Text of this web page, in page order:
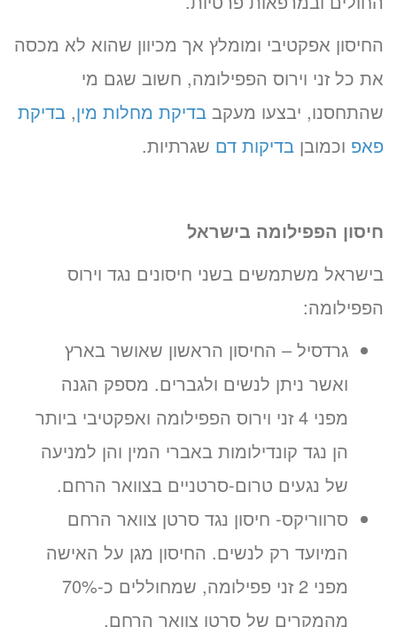
החיסון אפקטיבי ומומלץ אך מכיוון שהוא לא מכסה
את כל זני וירוס הפפילומה, חשוב שגם מי
שהתחסנו, יבצעו מעקב בדיקת מחלות מין, בדיקת
פאפ וכמובן בדיקות דם שגרתיות.
חיסון הפפילומה בישראל
בישראל משתמשים בשני חיסונים נגד וירוס
הפפילומה:
גרדסיל – החיסון הראשון שאושר בארץ
ואשר ניתן לנשים ולגברים. מספק הגנה
מפני 4 זני וירוס הפפילומה ואפקטיבי ביותר
הן נגד קונדילומות באברי המין והן למניעה
של נגעים טרום-סרטניים בצוואר הרחם.
סרווריקס- חיסון נגד סרטן צוואר הרחם
המיועד רק לנשים. החיסון מגן על האישה
מפני 2 זני פפילומה, שמחוללים כ-70%
מהמקרים של סרטן צוואר הרחם.